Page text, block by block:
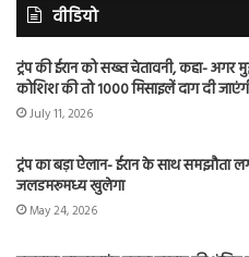
वीडियो
ट्रंप की ईरान को सख्त चेतावनी, कहा- अगर
कोशिश की तो 1000 मिसाइलें दाग दी
July 11, 2026
ट्रंप का बड़ा ऐलान- ईरान के साथ समझौता
जलडमरूमध्य खुलेगा
May 24, 2026